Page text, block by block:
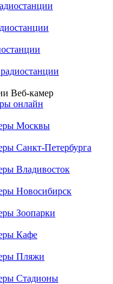
Веб-камер
онлайн
Москвы
Санкт-Петербурга
Владивосток
Новосибирск
Зоопарки
Кафе
Пляжи
Стадионы